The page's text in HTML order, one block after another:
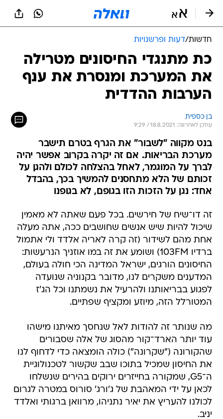
חדשות/דעות ופרשנויות
כת מתנגדי החיסונים מטרילה
את המערכת ומנסרת את ענף
הערבות ההדדית
בן כספית
עודכן לאחרונה: 18.8.2021 / 9:29
בנט מקווה "לשבור" את הגרף בטרם תישבר
מערכת הבריאות. אם זה יקרה בקרוב אפשר יהיה
לברך על המוגמר, לאחל בהצלחה לכולם ולהגן על
זכותם של הלא מתחסנים להמשיך בכך, בהבדל
אחד: נגן על הזכות הזו בגופם, לא בגופנו
זה דו־שיח של חירשים. בכל פעם שאתה לא מאמין
שיכול להיות שיש אנשים שחושבים ככה, אתה מעלה
אחת מהם לשידור (זה קרה לאריה אלדד ולי אתמול
ברדיו 103FM) ושומע את זה במו אוזניך הנרעשות:
החיסונים הורגים, ישראל המדינה הכי חולה בעולם,
המדענים משקרים לנו, מדובר בקנוניה שנועדה
לפגוע בבריאותנו ולהרעיל את נשמתנו וכל הג'ז
המטורלל הזה, מיוזע ומקציף שפתיים.
מה שנותר זה להודות לאל שנחסך מאיתנו מישהו
עוד יותר הארד־קור מהסוג של אלה שסבורים
שהקורונה ("שקרונה") כולה הומצאה כדי לדחוף לנו
את החיסון שמכיל בתוכו שבב שקשור לטכנולוגיית
ה־G5, שמקורה בחייזרים ירוקים בהירים שנשלחו
לכאן על ידי המאהבת של ג'ורג' סורוס במטרה לגרום
לכולנו להעריץ את יאיר נתניהו, מרוואן ברגותי ואלדד
יניב.